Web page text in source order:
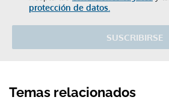
protección de datos.
SUSCRIBIRSE
Temas relacionados